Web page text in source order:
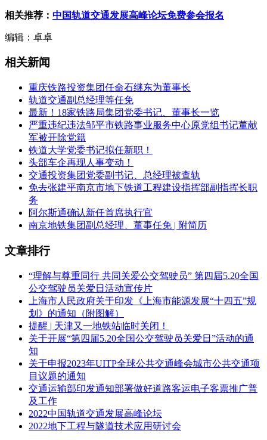
相关推荐： 中国轨道交通发展高峰论坛免费参会报名
编辑：卓卓
相关新闻
重庆铁路投资集团任命石继东为董事长
轨道交通副总经理等任免
最新！18家铁路局集团党委书记、董事长一览
严重违纪违法邹平市铁路事业服务中心原党组书记董献
军被开除党籍
铁道大学党委书记拟任新职！
头部车企再现人事变动！
交通投资集团党委副书记、总经理被查轨
免去张建平南京市地下铁道工程建设指挥部副指挥长职
务
阿尔斯通确认新任首席执行官
南京地铁集团副总经理、董事任免 | 附简历
文章排行
“理解与尊重同行 共同关爱公交驾驶员” 第四届5.20全国
公交驾驶员关爱日活动宣传片
上海市人民政府关于印发《上海市能源发展“十四五”规
划》的通知（附图解）
提醒 | 天津又一地铁站临时关闭！
关于开展“第四届5.20全国公交驾驶员关爱日”活动的通
知
关于申报2023年UITP全球公共交通峰会城市公共交通项
目议题的通知
交通运输部印发通知部署做好道路客运电子客票推广普
及工作
2022中国轨道交通发展高峰论坛
2022地下工程与隧道技术应用研讨会